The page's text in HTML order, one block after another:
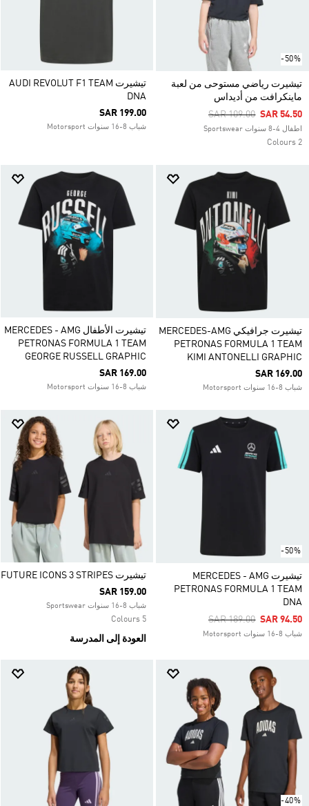
-50%
تيشيرت رياضي مستوحى من لعبة
ماينكرافت من أديداس
Price Reduced From
SAR 109.00ToSAR 54.50
اطفال 4-8 سنوات Sportswear
2 Colours
تيشيرت AUDI REVOLUT F1 TEAM
DNA
SAR 199.00
شباب 8-16 سنوات Motorsport
تيشيرت جرافيكي MERCEDES-AMG
PETRONAS FORMULA 1 TEAM
KIMI ANTONELLI GRAPHIC
SAR 169.00
شباب 8-16 سنوات Motorsport
تيشيرت الأطفال MERCEDES - AMG
PETRONAS FORMULA 1 TEAM
GEORGE RUSSELL GRAPHIC
SAR 169.00
شباب 8-16 سنوات Motorsport
-50%
تيشيرت MERCEDES - AMG
PETRONAS FORMULA 1 TEAM
DNA
Price Reduced From
SAR 189.00ToSAR 94.50
شباب 8-16 سنوات Motorsport
تيشيرت FUTURE ICONS 3 STRIPES
SAR 159.00
شباب 8-16 سنوات Sportswear
5 Colours
العودة إلى المدرسة
-40%